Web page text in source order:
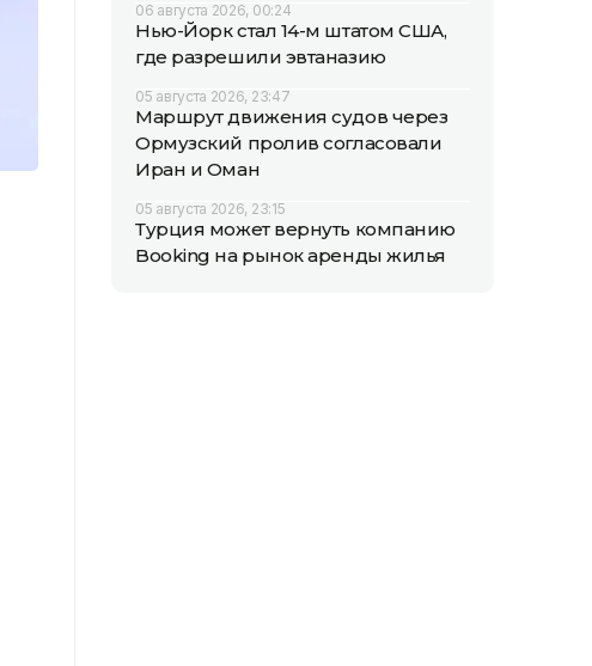
06 августа 2026, 00:24
Нью-Йорк стал 14-м штатом США,
где разрешили эвтаназию
05 августа 2026, 23:47
Маршрут движения судов через
Ормузский пролив согласовали
Иран и Оман
05 августа 2026, 23:15
Турция может вернуть компанию
Booking на рынок аренды жилья